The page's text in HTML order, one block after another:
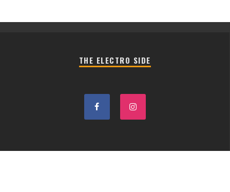
THE ELECTRO SIDE